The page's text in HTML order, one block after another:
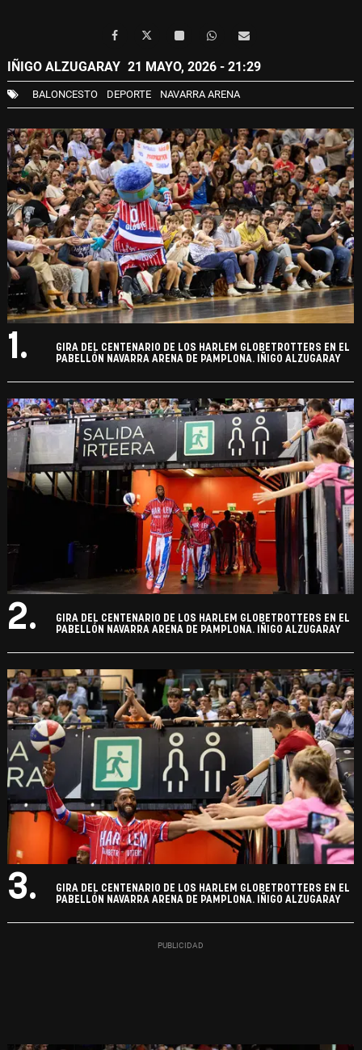
IÑIGO ALZUGARAY 21 MAYO, 2026 - 21:29
BALONCESTO DEPORTE NAVARRA ARENA
1.
GIRA DEL CENTENARIO DE LOS HARLEM GLOBETROTTERS EN EL
PABELLÓN NAVARRA ARENA DE PAMPLONA. IÑIGO ALZUGARAY
2.
GIRA DEL CENTENARIO DE LOS HARLEM GLOBETROTTERS EN EL
PABELLÓN NAVARRA ARENA DE PAMPLONA. IÑIGO ALZUGARAY
3.
GIRA DEL CENTENARIO DE LOS HARLEM GLOBETROTTERS EN EL
PABELLÓN NAVARRA ARENA DE PAMPLONA. IÑIGO ALZUGARAY